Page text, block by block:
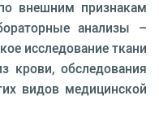
внешним признакам
анализы –
исследование ткани
крови, обследования
видов медицинской